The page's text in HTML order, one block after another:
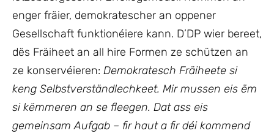
enger fräier, demokratescher an oppener
Gesellschaft funktionéiere kann. D’DP wier bereet,
dës Fräiheet an all hire Formen ze schützen an
ze konservéieren: Demokratesch Fräiheete si
keng Selbstverständlechkeet. Mir mussen eis ëm
si këmmeren an se fleegen. Dat ass eis
gemeinsam Aufgab – fir haut a fir déi kommend